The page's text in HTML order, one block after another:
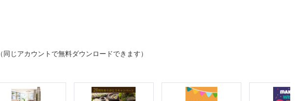
（同じアカウントで無料ダウンロードできます）